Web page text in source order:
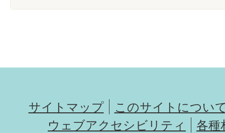
サイトマップ
このサイトについ
ウェブアクセシビリティ
各種